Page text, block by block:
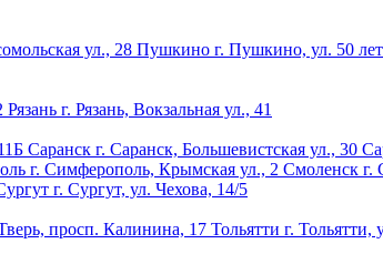
ул., 28 Пушкино г. Пушкино, ул. 50
Рязань г. Рязань, Вокзальная ул., 41
Саранск г. Саранск, Большевистская ул., 30
г. Симферополь, Крымская ул., 2 Смоленск г.
г. Сургут, ул. Чехова, 14/5
просп. Калинина, 17 Тольятти г. Тольятти,